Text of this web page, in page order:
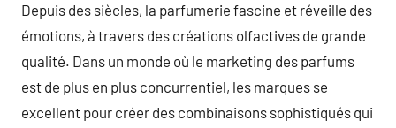
Depuis des siècles, la parfumerie fascine et réveille des
émotions, à travers des créations olfactives de grande
qualité. Dans un monde où le marketing des parfums
est de plus en plus concurrentiel, les marques se
excellent pour créer des combinaisons sophistiqués qui